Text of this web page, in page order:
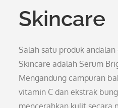
Skincare
Salah satu produk
Skincare adalah Serum
Mengandung campuran
vitamin C dan ekstrak
mencerahkan kulit secara